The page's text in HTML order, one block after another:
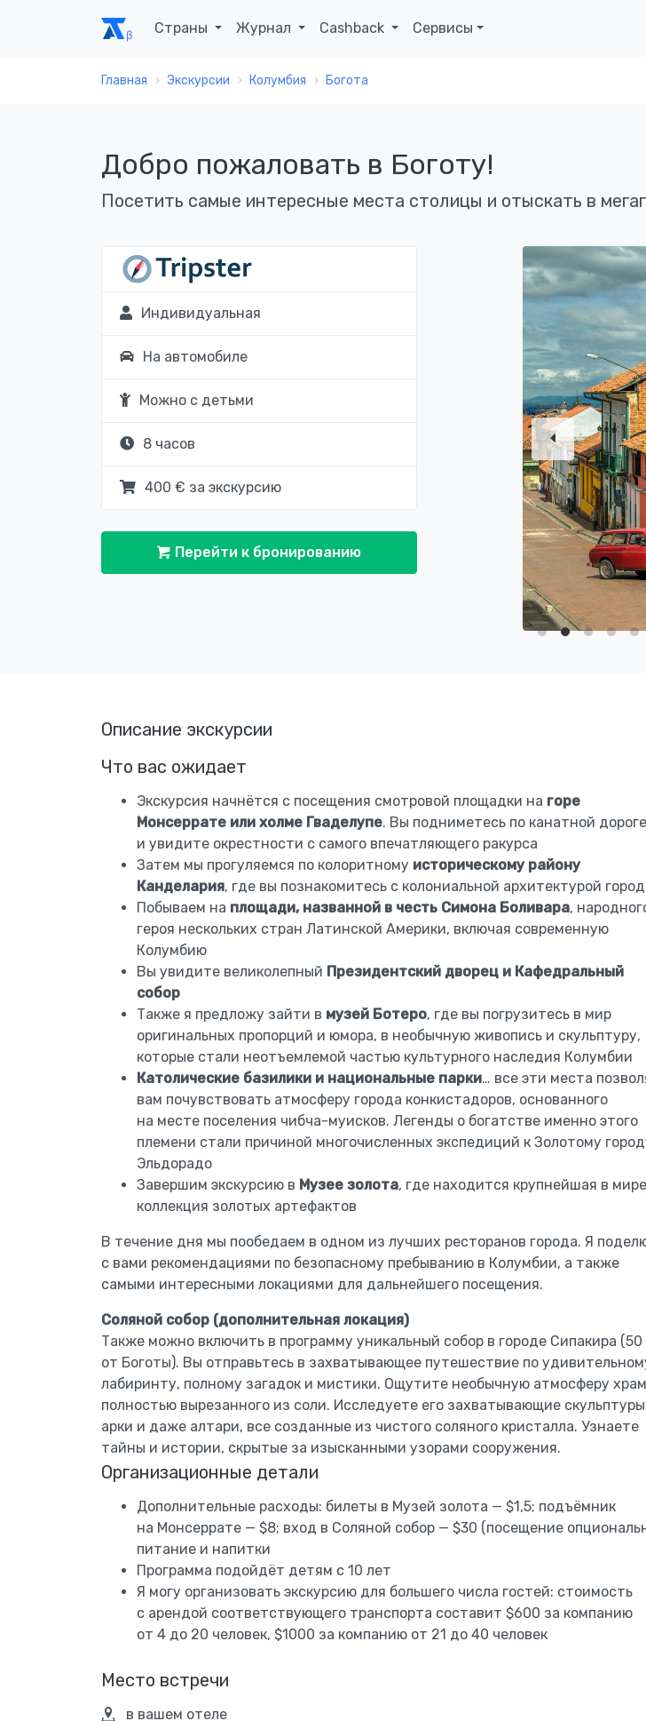
Страны Журнал Cashback Сервисы
Главная Экскурсии Колумбия Богота
Добро пожаловать в Боготу!
Посетить самые интересные места столицы и отыскать в
Индивидуальная
На автомобиле
Можно с детьми
8 часов
400 € за экскурсию
Перейти к бронированию
Описание экскурсии
Что вас ожидает
Экскурсия начнётся с посещения смотровой площадки на горе
Монсеррате или холме Гваделупе. Вы подниметесь по канатной
и увидите окрестности с самого впечатляющего ракурса
Затем мы прогуляемся по колоритному историческому району
Канделария, где вы познакомитесь с колониальной архитектурой
Побываем на площади, названной в честь Симона Боливара,
героя нескольких стран Латинской Америки, включая современную
Колумбию
Вы увидите великолепный Президентский дворец и Кафедральный
собор
Также я предложу зайти в музей Ботеро, где вы погрузитесь в мир
оригинальных пропорций и юмора, в необычную живопись и скульптуру,
которые стали неотъемлемой частью культурного наследия Колумбии
Католические базилики и национальные парки… все эти места
вам почувствовать атмосферу города конкистадоров, основанного
на месте поселения чибча-муисков. Легенды о богатстве именно этого
племени стали причиной многочисленных экспедиций к Золотому
Эльдорадо
Завершим экскурсию в Музее золота, где находится крупнейшая в мире
коллекция золотых артефактов
В течение дня мы пообедаем в одном из лучших ресторанов города. Я
с вами рекомендациями по безопасному пребыванию в Колумбии, а также
самыми интересными локациями для дальнейшего посещения.
Соляной собор (дополнительная локация)
Также можно включить в программу уникальный собор в городе Сипакира (50
от Боготы). Вы отправьтесь в захватывающее путешествие по
лабиринту, полному загадок и мистики. Ощутите необычную атмосферу
полностью вырезанного из соли. Исследуете его захватывающие
арки и даже алтари, все созданные из чистого соляного кристалла. Узнаете
тайны и истории, скрытые за изысканными узорами сооружения.
Организационные детали
Дополнительные расходы: билеты в Музей золота — $1,5; подъёмник
на Монсеррате — $8; вход в Соляной собор — $30 (посещение
питание и напитки
Программа подойдёт детям с 10 лет
Я могу организовать экскурсию для большего числа гостей: стоимость
с арендой соответствующего транспорта составит $600 за компанию
от 4 до 20 человек, $1000 за компанию от 21 до 40 человек
Место встречи
в вашем отеле